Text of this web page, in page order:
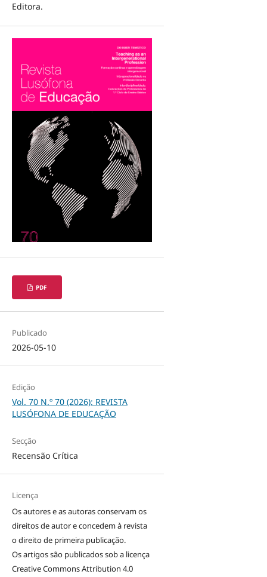
Editora.
PDF
Publicado
2026-05-10
Edição
Vol. 70 N.º 70 (2026): REVISTA
LUSÓFONA DE EDUCAÇÃO
Secção
Recensão Crítica
Licença
Os autores e as autoras conservam os
direitos de autor e concedem à revista
o direito de primeira publicação.
Os artigos são publicados sob a licença
Creative Commons Attribution 4.0